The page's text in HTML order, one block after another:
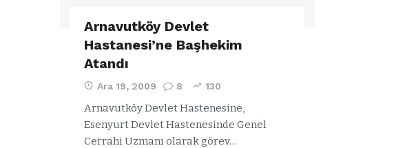
Arnavutköy Devlet
Hastanesi’ne Başhekim
Atandı
Ara 19, 2009 8 130
Arnavutköy Devlet Hastenesine,
Esenyurt Devlet Hastenesinde Genel
Cerrahi Uzmanı olarak görev…